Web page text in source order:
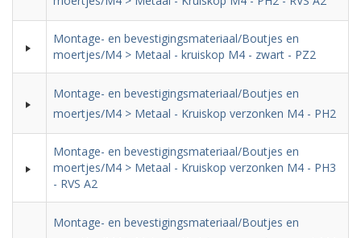
Montage- en bevestigingsmateriaal/Boutjes en
moertjes/M4 > Metaal - kruiskop M4 - zwart - PZ2
Montage- en bevestigingsmateriaal/Boutjes en
moertjes/M4 > Metaal - Kruiskop verzonken M4 - PH2
Montage- en bevestigingsmateriaal/Boutjes en
moertjes/M4 > Metaal - Kruiskop verzonken M4 - PH3
- RVS A2
Montage- en bevestigingsmateriaal/Boutjes en